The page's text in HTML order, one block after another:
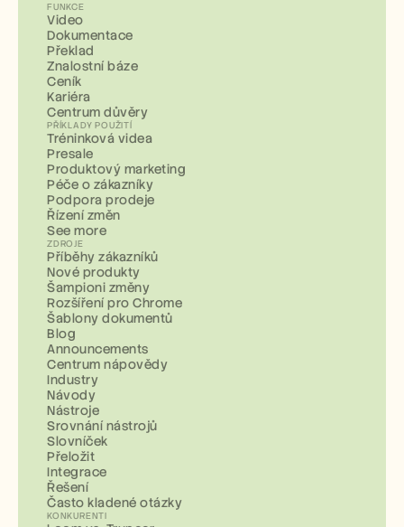
FUNKCE
Video
Dokumentace
Překlad
Znalostní báze
Ceník
Kariéra
Centrum důvěry
PŘÍKLADY POUŽITÍ
Tréninková videa
Presale
Produktový marketing
Péče o zákazníky
Podpora prodeje
Řízení změn
See more
ZDROJE
Příběhy zákazníků
Nové produkty
Šampioni změny
Rozšíření pro Chrome
Šablony dokumentů
Blog
Announcements
Centrum nápovědy
Industry
Návody
Nástroje
Srovnání nástrojů
Slovníček
Přeložit
Integrace
Řešení
Často kladené otázky
KONKURENTI